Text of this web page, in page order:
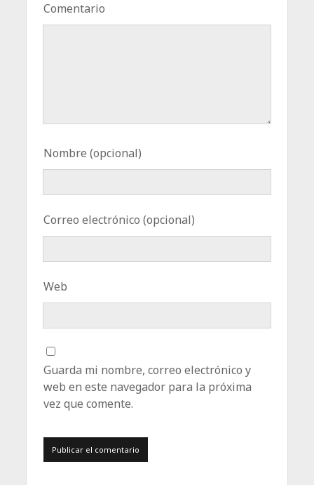
Comentario
Nombre (opcional)
Correo electrónico (opcional)
Web
Guarda mi nombre, correo electrónico y
web en este navegador para la próxima
vez que comente.